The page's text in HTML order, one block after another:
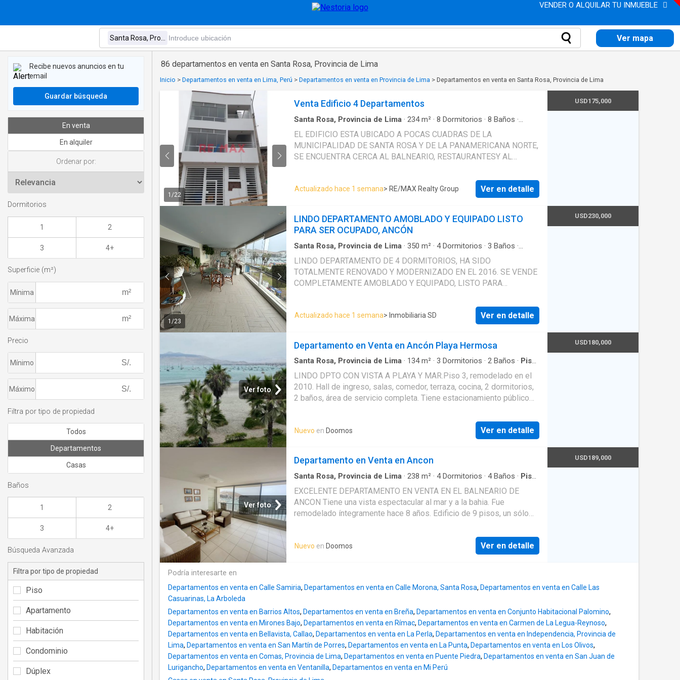
VENDER O ALQUILAR TU INMUEBLE
Ver mapa
86 departamentos en venta en Santa Rosa, Provincia de Lima
Inicio > Departamentos en venta en Lima, Perú > Departamentos en venta en Provincia de Lima > Departamentos en venta en Santa Rosa, Provincia de Lima
1 /22
Venta Edificio 4 Departamentos
Santa Rosa, Provincia de Lima · 234m² · 8 Dormitorios · 8 Baños ·
EL EDIFICIO ESTA UBICADO A POCAS CUADRAS DE LA
MUNICIPALIDAD DE SANTA ROSA Y DE LA PANAMERICANA NORTE,
SE ENCUENTRA CERCA AL BALNEARIO, RESTAURANTESY AL
1ER PISO SALA COMEDOR, KITCHENET, LAVANDERIA, DORMITORIO
PRINCIPAL CON BAÑO, DORMITORIO, BAÑO, COCHERA. 2DO PISO
SALA COMEDOR, KTCHENET, DORMITORIO PRINCIPAL CON BAÑO,
DORMITORIO PRINCIPAL CON BAÑO, DORMITORIO, BAÑO. 4TO
PISO KITCHENET, DORMITORIO PRINCIPAL CON BAÑO,
DORMITORIO, LAVANDERIA. TE INTERESA CONOCER EL INMUEBLE
NO DUDES EN PONERTE EN CONTACTO CONMIGO.
Actualizado hace 1 semana> RE/MAX Realty Group Ver en detalle
USD175,000
1 /23
LINDO DEPARTAMENTO AMOBLADO Y EQUIPADO LISTO
PARA SER OCUPADO, ANCÓN
Santa Rosa, Provincia de Lima · 350 m² · 4Dormitorios · 3 Baños ·
Bodega ·Caseta de vigilancia·Cuarto de servicio · Cochera
Terraza
LINDO DEPARTAMENTO DE 4 DORMITORIOS, HA SIDO
TOTALMENTE RENOVADO Y MODERNIZADO EN EL 2016. SE VENDE
COMPLETAMENTE AMOBLADO Y EQUIPADO, LISTO PARA
Actualizado hace 1 semana> Inmobiliaria SD Ver en detalle
USD230,000
Ver foto
Departamento en Venta en Ancón Playa Hermosa
Santa Rosa, Provincia de Lima · 134m² · 3 Dormitorios · 2 Baños · Piso
LINDO DPTO CON VISTA A PLAYA Y MAR.Piso 3, remodelado en el
2010. Hall de ingreso, salas, comedor, terraza, cocina, 2 dormitorios,
2 baños, área de servicio completa. Tiene estacionamiento público
Nuevo en Doomos Ver en detalle
USD180,000
Ver foto
Departamento en Venta en Ancon
Santa Rosa, Provincia de Lima · 238 m² · 4Dormitorios · 4Baños · Piso
EXCELENTE DEPARTAMENTO EN VENTA EN EL BALNEARIO DE
ANCON Tiene una vista espectacular al mar y a la bahia. Fue
remodelado íntegramente hace 8 años. Edificio de 9 pisos, un sólo
válido es en dólares ($180,000), precio en soles es solo referencial
Nuevo en Doomos Ver en detalle
USD189,000
Podría interesarte en
Departamentos en venta en Calle Samiria, Departamentos en venta en Calle Morona, Santa Rosa, Departamentos en venta en Calle Las
Casuarinas, La Arboleda
Departamentos en venta en Barrios Altos, Departamentos en venta en Breña, Departamentos en venta en Conjunto Habitacional Palomino,
Departamentos en venta en Mirones Bajo, Departamentos en venta en Rímac, Departamentos en venta en Carmen de La Legua-Reynoso,
Departamentos en venta en Bellavista, Callao, Departamentos en venta en La Perla, Departamentos en venta en Independencia, Provincia de
Lima, Departamentos en venta en San Martín de Porres, Departamentos en venta en La Punta, Departamentos en venta en Los Olivos,
Departamentos en venta en Comas, Provincia de Lima, Departamentos en venta en Puente Piedra, Departamentos en venta en San Juan de
Lurigancho, Departamentos en venta en Ventanilla, Departamentos en venta en Mi Perú
Recibe nuevos anuncios en tu
email
Guardar búsqueda
En venta
En alquiler
Ordenar por:
Dormitorios
1 2
3 4+
Superficie (m²)
Mínima
Máxima
Precio
Mínimo
Máximo
Filtra por tipo de propiedad
Todos
Departamentos
Casas
Baños
1 2
3 4+
Búsqueda Avanzada
Filtra por tipo de propiedad
Piso
Apartamento
Habitación
Condominio
Dúplex